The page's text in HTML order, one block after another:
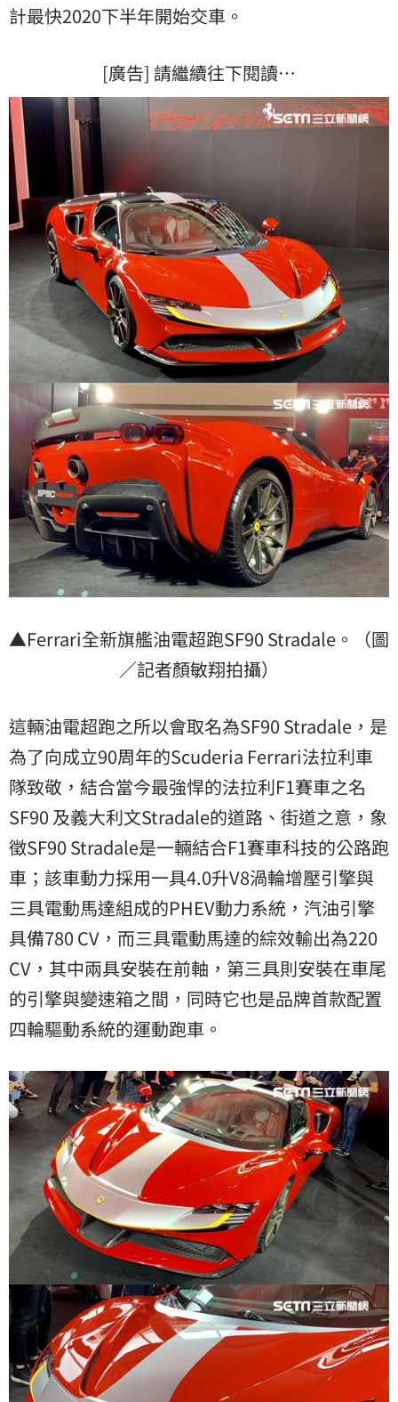
計最快2020下半年開始交車。
[廣告] 請繼續往下閱讀…
▲Ferrari全新旗艦油電超跑SF90 Stradale。（圖
／記者顏敏翔拍攝）
這輛油電超跑之所以會取名為SF90 Stradale，是
為了向成立90周年的Scuderia Ferrari法拉利車
隊致敬，結合當今最強悍的法拉利F1賽車之名
SF90 及義大利文Stradale的道路、街道之意，象
徵SF90 Stradale是一輛結合F1賽車科技的公路跑
車；該車動力採用一具4.0升V8渦輪增壓引擎與
三具電動馬達組成的PHEV動力系統，汽油引擎
具備780 CV，而三具電動馬達的綜效輸出為220
CV，其中兩具安裝在前軸，第三具則安裝在車尾
的引擎與變速箱之間，同時它也是品牌首款配置
四輪驅動系統的運動跑車。